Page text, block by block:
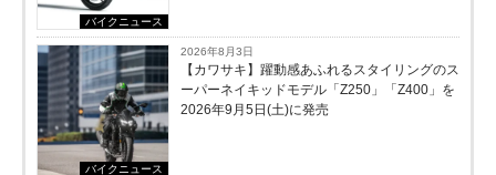
バイクニュース
バイクニュース
2026年8月3日
【カワサキ】躍動感あふれるスタイリングのス
ーパーネイキッドモデル「Z250」「Z400」を
2026年9月5日(土)に発売